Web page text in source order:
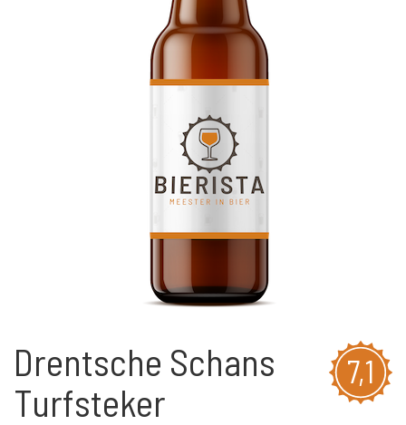
7,1
Drentsche Schans
Turfsteker